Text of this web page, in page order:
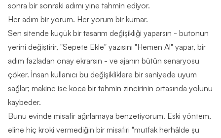
sonra bir sonraki adımı yine tahmin ediyor.
Her adım bir yorum. Her yorum bir kumar.
Sen sitende küçük bir tasarım değişikliği yaparsın - butonun
yerini değiştirir, "Sepete Ekle" yazısını "Hemen Al" yapar, bir
adım fazladan onay ekrarsın - ve ajanın bütün senaryosu
çöker. İnsan kullanıcı bu değişikliklere bir saniyede uyum
sağlar; makine ise koca bir tahmin zincirinin ortasında yolunu
kaybeder.
Bunu evinde misafir ağırlamaya benzetiyorum. Eski yöntem,
eline hiç kroki vermediğin bir misafiri "mutfak herhâlde şu